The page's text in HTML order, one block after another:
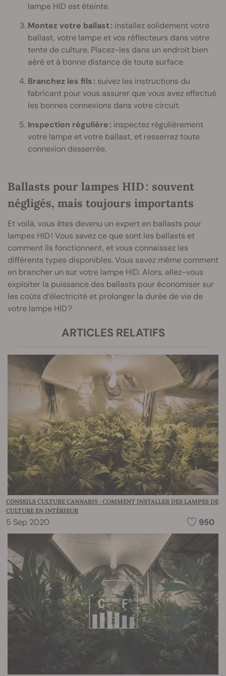
lampe HID est éteinte.
Montez votre ballast : installez solidement votre
ballast, votre lampe et vos réflecteurs dans votre
tente de culture. Placez-les dans un endroit bien
aéré et à bonne distance de toute surface.
Branchez les fils : suivez les instructions du
fabricant pour vous assurer que vous avez effectué
les bonnes connexions dans votre circuit.
Inspection régulière : inspectez régulièrement
votre lampe et votre ballast, et resserrez toute
connexion desserrée.
Ballasts pour lampes HID : souvent
négligés, mais toujours importants
Et voilà, vous êtes devenu un expert en ballasts pour
lampes HID ! Vous savez ce que sont les ballasts et
comment ils fonctionnent, et vous connaissez les
différents types disponibles. Vous savez même comment
en brancher un sur votre lampe HID. Alors, allez-vous
exploiter la puissance des ballasts pour économiser sur
les coûts d’électricité et prolonger la durée de vie de
votre lampe HID ?
ARTICLES RELATIFS
CONSEILS CULTURE CANNABIS : COMMENT INSTALLER DES LAMPES DE
CULTURE EN INTÉRIEUR
5 Sep 2020 950